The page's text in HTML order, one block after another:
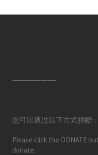
———————–
您可以通过以下方式捐赠：
Please click the DONATE
donate.